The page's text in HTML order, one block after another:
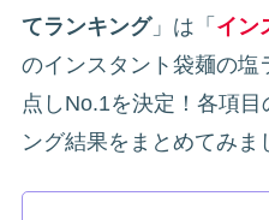
てランキング」は「 イン
のインスタント袋麺の塩
点しNo.1を決定！各項
ング結果をまとめてみま